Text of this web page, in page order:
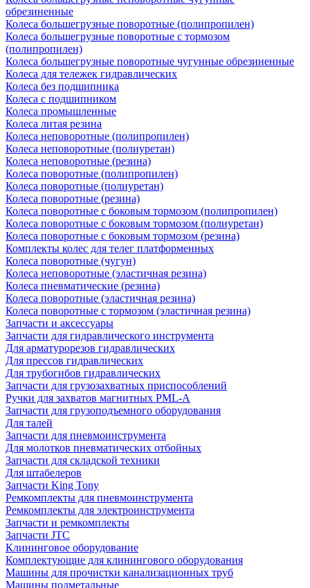
обрезиненные
Колеса большегрузные поворотные (полипропилен)
Колеса большегрузные поворотные с тормозом
(полипропилен)
Колеса большегрузные поворотные чугунные обрезиненные
Колеса для тележек гидравлических
Колеса без подшипника
Колеса с подшипником
Колеса промышленные
Колеса литая резина
Колеса неповоротные (полипропилен)
Колеса неповоротные (полиуретан)
Колеса неповоротные (резина)
Колеса поворотные (полипропилен)
Колеса поворотные (полиуретан)
Колеса поворотные (резина)
Колеса поворотные c боковым тормозом (полипропилен)
Колеса поворотные c боковым тормозом (полиуретан)
Колеса поворотные c боковым тормозом (резина)
Комплекты колес для телег платформенных
Колеса поворотные (чугун)
Колеса неповоротные (эластичная резина)
Колеса пневматические (резина)
Колеса поворотные (эластичная резина)
Колеса поворотные c тормозом (эластичная резина)
Запчасти и аксессуары
Запчасти для гидравлического инструмента
Для арматурорезов гидравлических
Для прессов гидравлических
Для трубогибов гидравлических
Запчасти для грузозахватных приспособлений
Ручки для захватов магнитных PML-A
Запчасти для грузоподъемного оборудования
Для талей
Запчасти для пневмоинструмента
Для молотков пневматических отбойных
Запчасти для складской техники
Для штабелеров
Запчасти King Tony
Ремкомплекты для пневмоинструмента
Ремкомплекты для электроинструмента
Запчасти и ремкомплекты
Запчасти JTC
Клининговое оборудование
Комплектующие для клинингового оборудования
Машины для прочистки канализационных труб
Машины подметальные